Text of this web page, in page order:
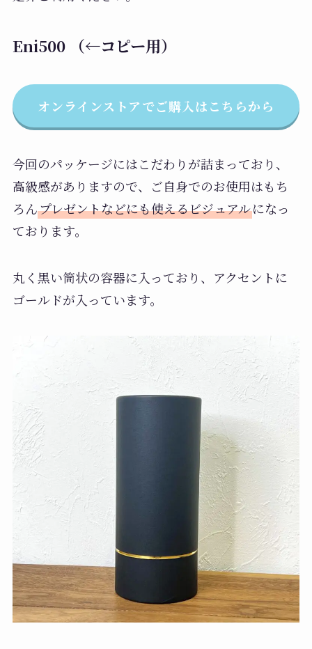
Eni500 （←コピー用）
オンラインストアでご購入はこちらから
今回のパッケージにはこだわりが詰まっており、
高級感がありますので、ご自身でのお使用はもち
ろんプレゼントなどにも使えるビジュアルになっ
ております。
丸く黒い筒状の容器に入っており、アクセントに
ゴールドが入っています。